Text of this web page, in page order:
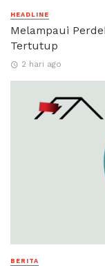
HEADLINE
Melampaui
Tertutup
2 hari ago
BERITA